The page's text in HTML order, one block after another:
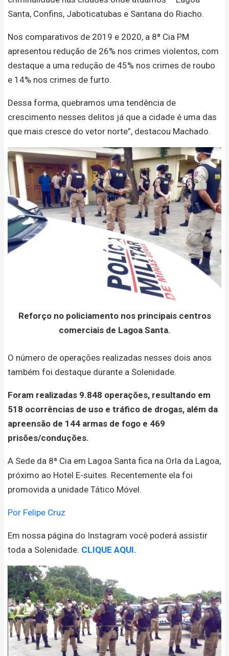
Santa, Confins, Jaboticatubas e Santana do Riacho.
Nos comparativos de 2019 e 2020, a 8ª Cia PM
apresentou redução de 26% nos crimes violentos, com
destaque a uma redução de 45% nos crimes de roubo
e 14% nos crimes de furto.
Dessa forma, quebramos uma tendência de
crescimento nesses delitos já que a cidade é uma das
que mais cresce do vetor norte”, destacou Machado.
Reforço no policiamento nos principais centros
comerciais de Lagoa Santa.
O número de operações realizadas nesses dois anos
também foi destaque durante a Solenidade.
Foram realizadas 9.848 operações, resultando em
518 ocorrências de uso e tráfico de drogas, além da
apreensão de 144 armas de fogo e 469
prisões/conduções.
A Sede da 8ª Cia em Lagoa Santa fica na Orla da Lagoa,
próximo ao Hotel E-suites. Recentemente ela foi
promovida a unidade Tático Móvel.
Por Felipe Cruz
Em nossa página do Instagram você poderá assistir
toda a Solenidade. CLIQUE AQUI.